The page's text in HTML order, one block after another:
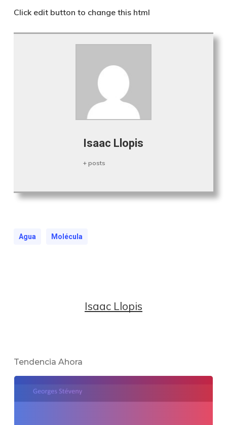
Click edit button to change this html
Isaac Llopis
+ posts
Agua Molécula
Isaac Llopis
Tendencia Ahora